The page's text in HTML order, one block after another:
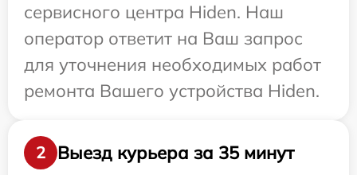
сервисного центра Hiden. Наш
оператор ответит на Ваш запрос
для уточнения необходимых работ
ремонта Вашего устройства Hiden.
2 Выезд курьера за 35 минут